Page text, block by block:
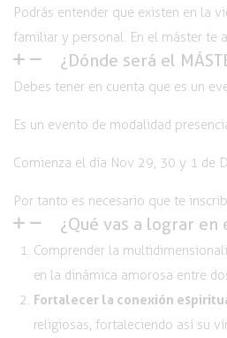
Podrás entender que existen en la
familiar y personal. En el máster te
¿Dónde será el
Debes tener en cuenta que es un
Es un evento de modalidad
Comienza el día Nov 29, 30 y 1 de
Por tanto es necesario que te
¿Qué vas a lograr
Comprender la
en la dinámica amorosa entre
Fortalecer la conexión
religiosas, fortaleciendo así su